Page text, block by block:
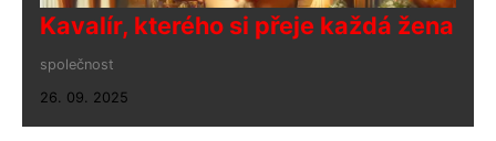
Kavalír, kterého si přeje každá žena
společnost
26. 09. 2025